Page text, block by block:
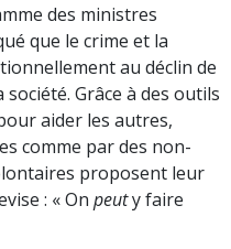
des ministres
que le crime et la
au déclin de
Grâce à des outils
aider les autres,
comme par des non-
proposent leur
: « On peuty faire